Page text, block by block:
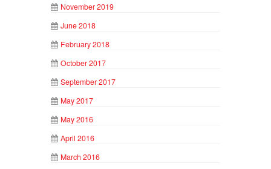
November 2019
June 2018
February 2018
October 2017
September 2017
May 2017
May 2016
April 2016
March 2016